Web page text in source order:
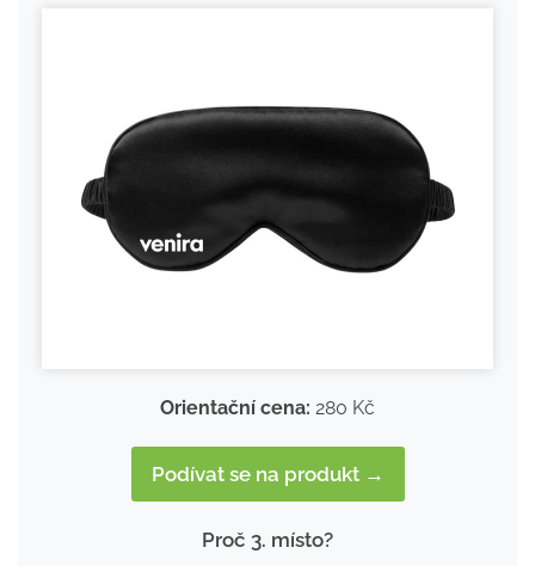
Orientační cena: 280 Kč
Podívat se na produkt →
Proč 3. místo?